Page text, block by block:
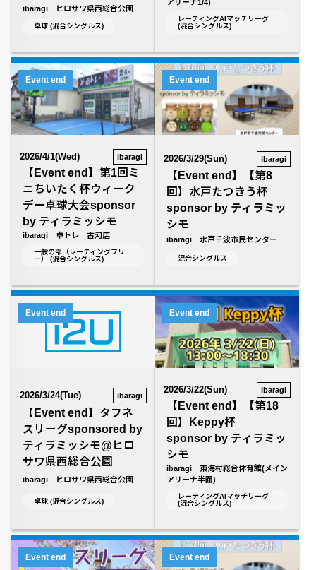
ibaragi ヒロサワ県西総合公園
卓球 (混合シングルス)
アリーナ1/4)
レーティングAIマッチリーグ
(混合シングルス)
Event end
2026/4/1(Wed) ibaragi
【Event end】第1回ミ
ニちいたく杯ウィーク
デー卓球大会sponsor
by ティラミッシモ
ibaragi 卓トレ 古河店
一般の部（レーティングフリ
ー） (混合シングルス)
Event end
2026/3/29(Sun) ibaragi
【Event end】【第8
回】水戸たつきう杯
sponsor by ティラミッ
シモ
ibaragi 水戸千波市民センター
混合シングルス
Event end
2026/3/24(Tue) ibaragi
【Event end】タフネ
スリーグsponsored by
ティラミッシモ@ヒロ
サワ県西総合公園
ibaragi ヒロサワ県西総合公園
卓球 (混合シングルス)
Event end
2026/3/22(Sun) ibaragi
【Event end】【第18
回】Keppy杯
sponsor by ティラミッ
シモ
ibaragi 東海村総合体育館(メイン
アリーナ半面)
レーティングAIマッチリーグ
(混合シングルス)
Event end Event end